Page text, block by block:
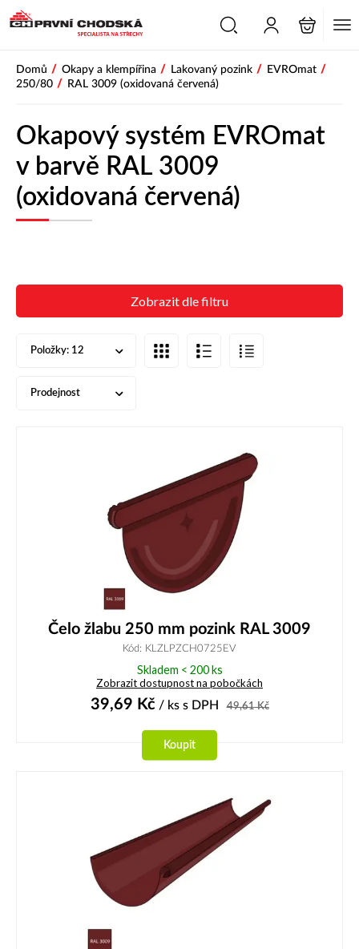
Domů / Okapy a klempířina / Lakovaný pozink / EVROmat /
250/80 / RAL 3009 (oxidovaná červená)
Okapový systém EVROmat
v barvě RAL 3009
(oxidovaná červená)
Zobrazit dle filtru
Položky: 12
Prodejnost
Čelo žlabu 250 mm pozink RAL 3009
Kód: KLZLPZCH0725EV
Skladem < 200 ks
Zobrazit dostupnost na pobočkách
39,69 Kč/ ks s DPH 49,61Kč
Koupit